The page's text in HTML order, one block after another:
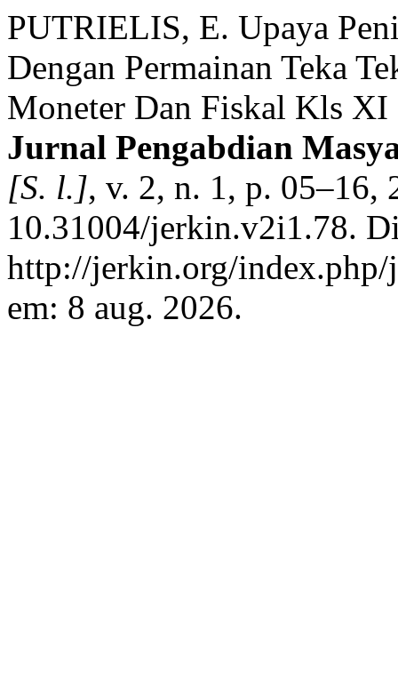
PUTRIELIS, E. Upaya
Dengan Permainan Teka
Moneter Dan Fiskal Kls
Jurnal Pengabdian
[S. l.], v. 2, n. 1, p. 05–16,
10.31004/jerkin.v2i1.78.
http://jerkin.org/
em: 8 aug. 2026.